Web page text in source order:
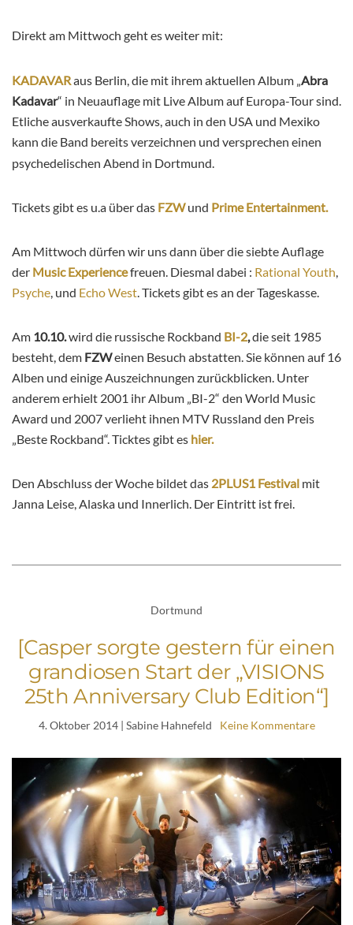
Direkt am Mittwoch geht es weiter mit:
KADAVARaus Berlin, die mit ihrem aktuellen Album „Abra
Kadavar“ in Neuauflage mit Live Album auf Europa-Tour sind.
Etliche ausverkaufte Shows, auch in den USA und Mexiko
kann die Band bereits verzeichnen und versprechen einen
psychedelischen Abend in Dortmund.
Tickets gibt es u.a über das FZW und Prime Entertainment.
Am Mittwoch dürfen wir uns dann über die siebte Auflage
der Music Experiencefreuen. Diesmal dabei : Rational Youth,
Psyche, und Echo West. Tickets gibt es an der Tageskasse.
Am 10.10.wird die russische Rockband BI-2,die seit 1985
besteht, dem FZWeinen Besuch abstatten. Sie können auf 16
Alben und einige Auszeichnungen zurückblicken. Unter
anderem erhielt 2001 ihr Album „BI-2“ den World Music
Award und 2007 verlieht ihnen MTV Russland den Preis
„Beste Rockband“. Ticktes gibt es hier.
Den Abschluss der Woche bildet das 2PLUS1 Festival mit
Janna Leise, Alaska und Innerlich. Der Eintritt ist frei.
Dortmund
[Casper sorgte gestern für einen
grandiosen Start der „VISIONS
25th Anniversary Club Edition“]
4. Oktober 2014| Sabine Hahnefeld Keine Kommentare